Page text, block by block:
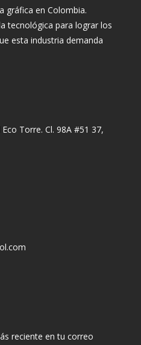
gráfica en Colombia.
tecnológica para lograr los
esta industria demanda
Torre. Cl. 98A #51 37,
reciente en tu correo